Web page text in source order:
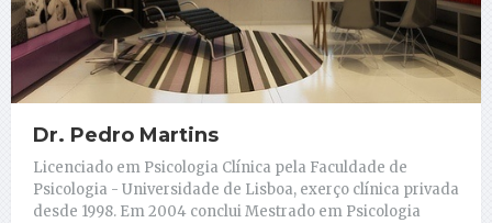
Dr. Pedro Martins
Licenciado em Psicologia Clínica pela Faculdade de
Psicologia - Universidade de Lisboa, exerço clínica privada
desde 1998. Em 2004 conclui Mestrado em Psicologia